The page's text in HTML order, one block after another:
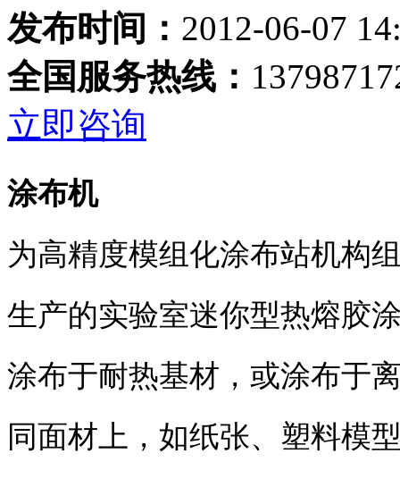
发布时间： 2012-06-07
全国服务热线：
立即咨询
涂布机
为高精度模组化涂布站机构
生产的实验室迷你型热熔胶
涂布于耐热基材，或涂布于
同面材上，如纸张、塑料模